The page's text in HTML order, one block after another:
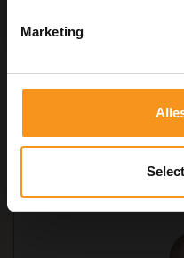
Marketing
€31,00